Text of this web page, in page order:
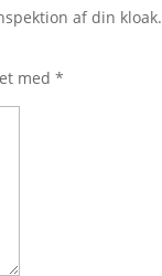
af din kloak.
med*